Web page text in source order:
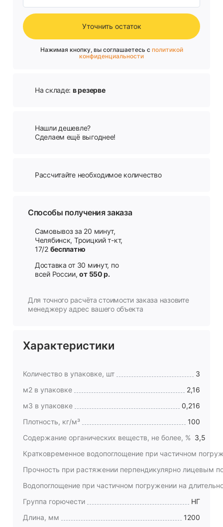
Уточнить остаток
Нажимая кнопку, вы соглашаетесь с политикой
конфиденциальности
На складе: в резерве
Нашли дешевле?
Сделаем ещё выгоднее!
Рассчитайте необходимое количество
Способы получения заказа
Самовывоз за 20 минут,
Челябинск, Троицкий т-кт,
17/2 бесплатно
Доставка от 30 минут, по
всей России,от 550 р.
Для точного расчёта стоимости заказа назовите
менеджеру адрес вашего объекта
Характеристики
Количество в упаковке, шт
3
м2 в упаковке
2,16
м3 в упаковке
0,216
Плотность, кг/м³
100
Содержание органических веществ, не более, % 3,5
Кратковременное водопоглощение при частичном
Прочность при растяжении перпендикулярно лицевым
Водопоглощение при частичном погружении на
Группа горючести
НГ
Длина, мм
1200